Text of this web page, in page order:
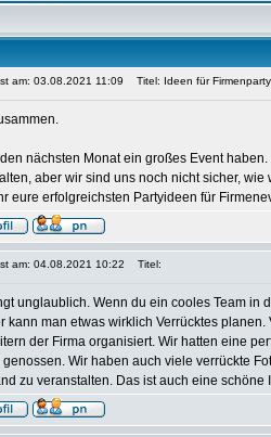
am: 03.08.2021 11:09 Titel: Ideen für
nächsten Monat ein großes Event
aber wir sind uns noch nicht sicher,
eure erfolgreichsten Partyideen für
am: 04.08.2021 10:22 Titel:
unglaublich. Wenn du ein cooles Team in
kann man etwas wirklich Verrücktes
der Firma organisiert. Wir hatten eine
genossen. Wir haben auch viele verrückte
zu veranstalten. Das ist auch eine